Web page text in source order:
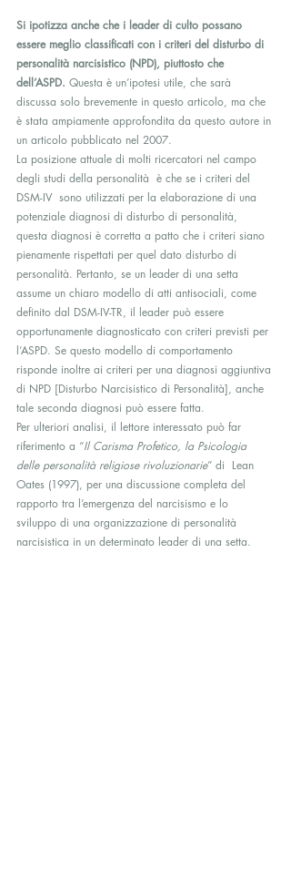
Si ipotizza anche che i leader di culto possano
essere meglio classificati con i criteri del disturbo di
personalità narcisistico (NPD), piuttosto che
dell’ASPD. Questa è un’ipotesi utile, che sarà
discussa solo brevemente in questo articolo, ma che
è stata ampiamente approfondita da questo autore in
un articolo pubblicato nel 2007.
La posizione attuale di molti ricercatori nel campo
degli studi della personalità  è che se i criteri del
DSM-IV  sono utilizzati per la elaborazione di una
potenziale diagnosi di disturbo di personalità,
questa diagnosi è corretta a patto che i criteri siano
pienamente rispettati per quel dato disturbo di
personalità. Pertanto, se un leader di una setta
assume un chiaro modello di atti antisociali, come
definito dal DSM-IV-TR, il leader può essere
opportunamente diagnosticato con criteri previsti per
l’ASPD. Se questo modello di comportamento
risponde inoltre ai criteri per una diagnosi aggiuntiva
di NPD [Disturbo Narcisistico di Personalità], anche
tale seconda diagnosi può essere fatta.
Per ulteriori analisi, il lettore interessato può far
riferimento a “Il Carisma Profetico, la Psicologia
delle personalità religiose rivoluzionarie” di  Lean
Oates (1997), per una discussione completa del
rapporto tra l’emergenza del narcisismo e lo
sviluppo di una organizzazione di personalità
narcisistica in un determinato leader di una setta.